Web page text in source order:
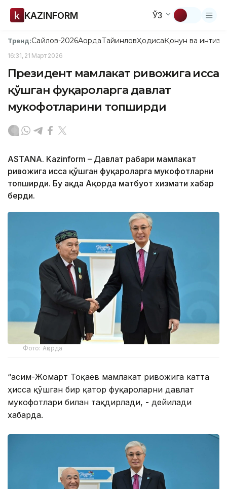
KAZINFORM ЎЗ
Тренд:Сайлов-2026АқордаТайинловҲодисаҚонун ва
16:31, 21 Март 2026
Президент мамлакат ривожига ҳисса
қўшган фуқароларга давлат
мукофотларини топширди
ASTANA. Kazinform – Давлат раҳбари мамлакат
ривожига ҳисса қўшган фуқароларга мукофотларни
топширди. Бу ҳақда Ақорда матбуот хизмати хабар
берди.
Фото: Ақорда
“Қасим-Жомарт Тоқаев мамлакат ривожига катта
ҳисса қўшган бир қатор фуқароларни давлат
мукофотлари билан тақдирлади, - дейилади
хабарда.